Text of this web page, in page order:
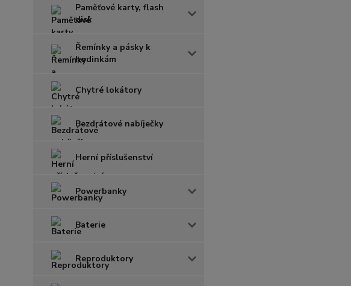
Paměťové karty, flash
disk
Řemínky a pásky k
hodinkám
Chytré lokátory
Bezdrátové nabíječky
Herní příslušenství
Powerbanky
Baterie
Reproduktory